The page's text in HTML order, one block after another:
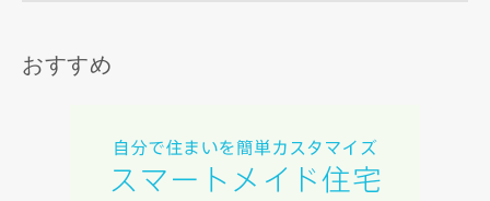
おすすめ
す。
入力内容を送信する